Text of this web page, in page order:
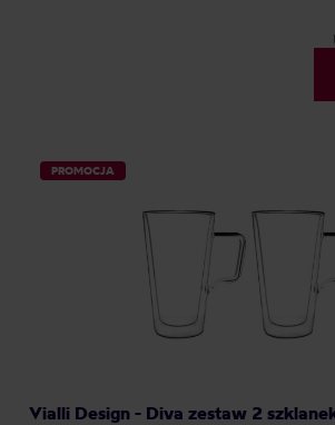
PROMOCJA
Vialli Design - Diva zestaw 2